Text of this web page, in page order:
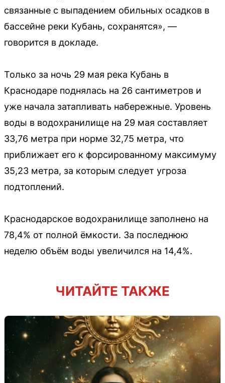
связанные с выпадением обильных осадков в
бассейне реки Кубань, сохранятся», —
говорится в докладе.
Только за ночь 29 мая река Кубань в
Краснодаре поднялась на 26 сантиметров и
уже начала затапливать набережные. Уровень
воды в водохранилище на 29 мая составляет
33,76 метра при норме 32,75 метра, что
приближает его к форсированному максимуму
35,23 метра, за которым следует угроза
подтоплений.
Краснодарское водохранилище заполнено на
78,4% от полной ёмкости. За последнюю
неделю объём воды увеличился на 14,4%.
ЧИТАЙТЕ ТАКЖЕ